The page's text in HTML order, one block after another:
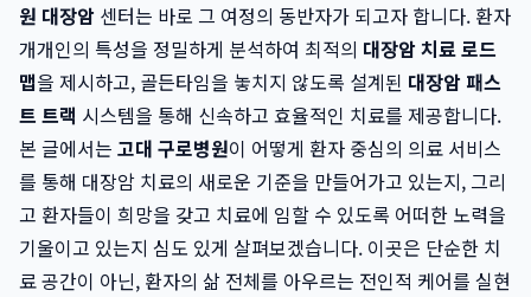
원 대장암 센터는 바로 그 여정의 동반자가 되고자 합니다. 환자
개개인의 특성을 정밀하게 분석하여 최적의 대장암 치료 로드
맵을 제시하고, 골든타임을 놓치지 않도록 설계된 대장암 패스
트 트랙 시스템을 통해 신속하고 효율적인 치료를 제공합니다.
본 글에서는 고대 구로병원이 어떻게 환자 중심의 의료 서비스
를 통해 대장암 치료의 새로운 기준을 만들어가고 있는지, 그리
고 환자들이 희망을 갖고 치료에 임할 수 있도록 어떠한 노력을
기울이고 있는지 심도 있게 살펴보겠습니다. 이곳은 단순한 치
료 공간이 아닌, 환자의 삶 전체를 아우르는 전인적 케어를 실현